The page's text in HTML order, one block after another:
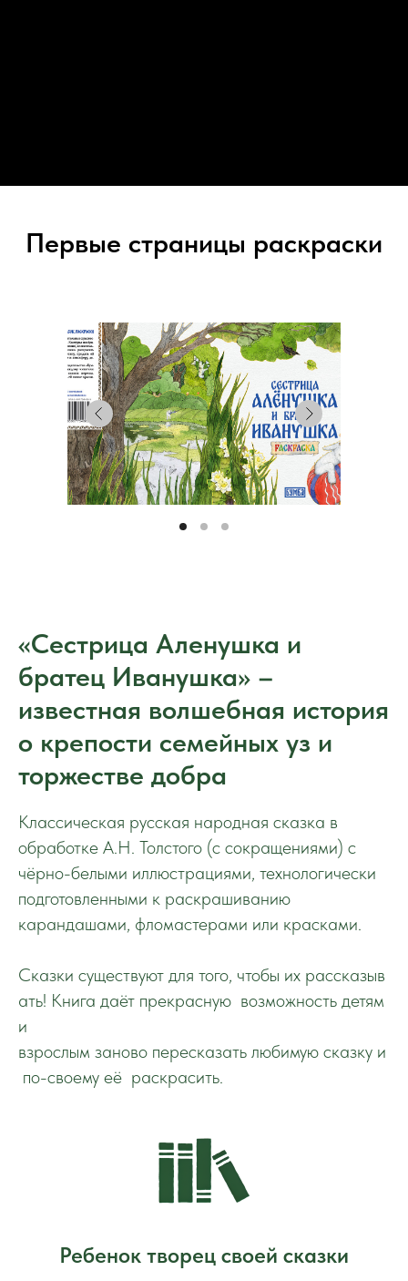
Первые страницы раскраски
«Сестрица Аленушка и
братец Иванушка» –
известная волшебная история
о крепости семейных уз и
торжестве добра
Классическая русская народная сказка в
обработке А.Н. Толстого (с сокращениями) с
чёрно-белыми иллюстрациями, технологически
подготовленными к раскрашиванию
карандашами, фломастерами или красками.
Сказки существуют для того, чтобы их рассказыв
ать! Книга даёт прекрасную возможность детям
и
взрослым заново пересказать любимую сказку и
по-своему её раскрасить.
Ребенок творец своей сказки